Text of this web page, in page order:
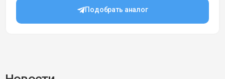
Подобрать аналог